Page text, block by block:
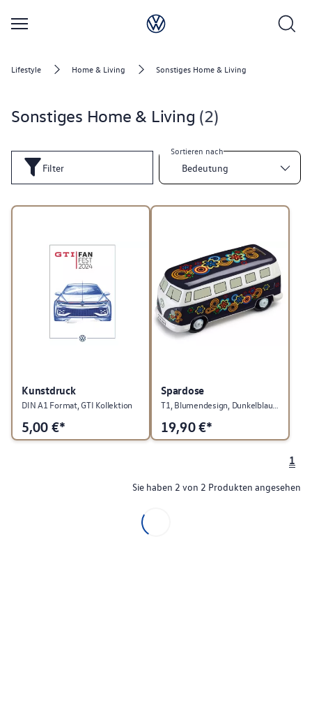
Lifestyle Home & Living Sonstiges Home & Living
Sonstiges Home & Living 2
Filter
Sortieren nach
Bedeutung
Kunstdruck
DIN A1 Format, GTI Kollektion
5,00 €*
Spardose
T1, Blumendesign, Dunkelblau, Heritage Kollektion
19,90€*
1
Sie haben 2 von 2 Produkten angesehen